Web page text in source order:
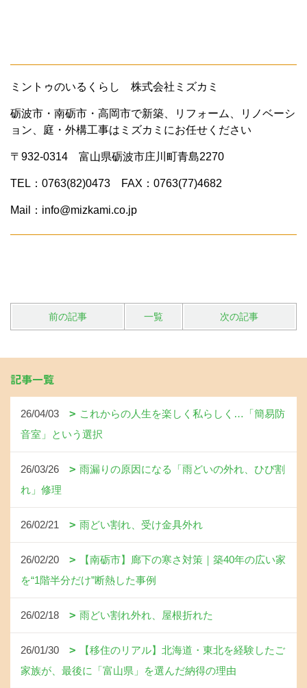
ミントゥのいるくらし 株式会社ミズカミ
砺波市・南砺市・高岡市で新築、リフォーム、リノベーシ
ョン、庭・外構工事はミズカミにお任せください
〒932-0314 富山県砺波市庄川町青島2270
TEL：0763(82)0473 FAX：0763(77)4682
Mail：info@mizkami.co.jp
前の記事 一覧 次の記事
記事一覧
26/04/03
これからの人生を楽しく私らしく…「簡易防
音室」という選択
26/03/26
雨漏りの原因になる「雨どいの外れ、ひび割
れ」修理
26/02/21 雨どい割れ、受け金具外れ
26/02/20
【南砺市】廊下の寒さ対策｜築40年の広い家
を“1階半分だけ”断熱した事例
26/02/18 雨どい割れ外れ、屋根折れた
26/01/30
【移住のリアル】北海道・東北を経験したご
家族が、最後に「富山県」を選んだ納得の理由